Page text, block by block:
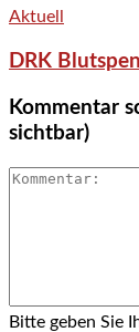
Aktuell
DRK
Kommentar
sichtbar)
Bitte geben Sie